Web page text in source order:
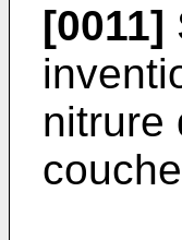
[0011]
nitrure